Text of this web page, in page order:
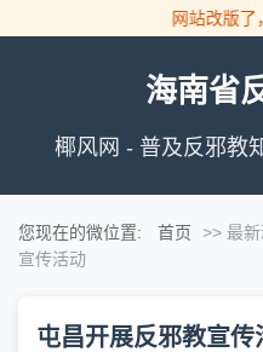
网站改版了
海南省
椰风网 - 普及反邪教
您现在的微位置: 首页 >> 最
宣传活动
屯昌开展反邪教宣传